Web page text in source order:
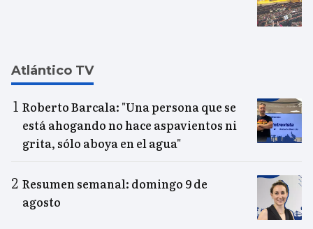
Atlántico TV
Roberto Barcala: "Una persona que se
está ahogando no hace aspavientos ni
grita, sólo aboya en el agua"
Resumen semanal: domingo 9 de
agosto